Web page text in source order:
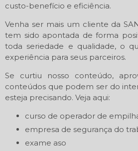
custo-benefício e eficiência.
Venha ser mais um cliente da
tem sido apontada de forma
toda seriedade e qualidade, o
experiência para seus parceiros.
Se curtiu nosso conteúdo,
conteúdos que podem ser do
esteja precisando. Veja aqui:
curso de operador de
empresa de segurança do
exame aso